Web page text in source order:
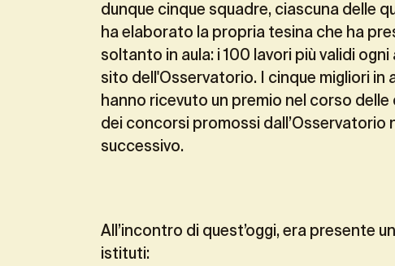
dunque cinque squadre, ciascuna delle
ha elaborato la propria tesina che ha
soltanto in aula: i 100 lavori più validi
sito dell'Osservatorio. I cinque migliori
hanno ricevuto un premio nel corso
dei concorsi promossi dall’Osservatorio
successivo.
All’incontro di quest’oggi, era presente
istituti: